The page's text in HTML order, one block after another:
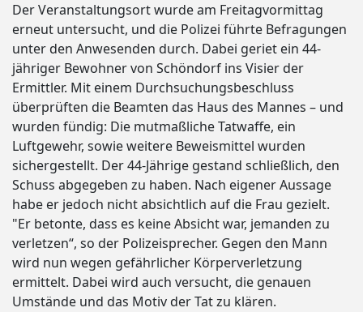
Der Veranstaltungsort wurde am Freitagvormittag
erneut untersucht, und die Polizei führte Befragungen
unter den Anwesenden durch. Dabei geriet ein 44-
jähriger Bewohner von Schöndorf ins Visier der
Ermittler. Mit einem Durchsuchungsbeschluss
überprüften die Beamten das Haus des Mannes – und
wurden fündig: Die mutmaßliche Tatwaffe, ein
Luftgewehr, sowie weitere Beweismittel wurden
sichergestellt. Der 44-Jährige gestand schließlich, den
Schuss abgegeben zu haben. Nach eigener Aussage
habe er jedoch nicht absichtlich auf die Frau gezielt.
"Er betonte, dass es keine Absicht war, jemanden zu
verletzen“, so der Polizeisprecher. Gegen den Mann
wird nun wegen gefährlicher Körperverletzung
ermittelt. Dabei wird auch versucht, die genauen
Umstände und das Motiv der Tat zu klären.